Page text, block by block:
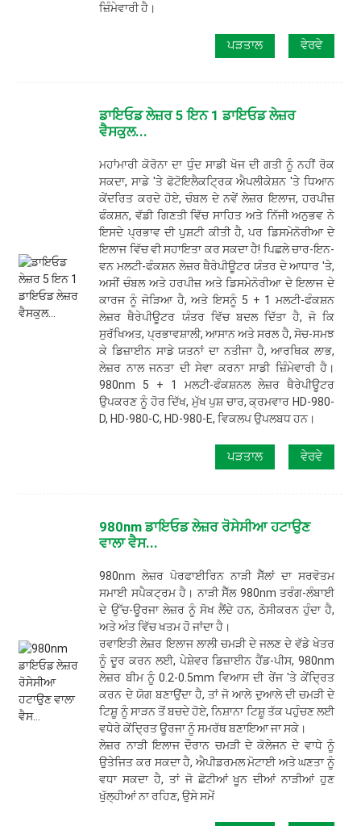
ਜ਼ਿੰਮੇਵਾਰੀ ਹੈ।
ਪੜਤਾਲ ਵੇਰਵੇ
ਡਾਇਓਡ ਲੇਜ਼ਰ 5 ਇਨ 1 ਡਾਇਓਡ ਲੇਜ਼ਰ
ਵੈਸਕੁਲ...
ਮਹਾਂਮਾਰੀ ਕੋਰੋਨਾ ਦਾ ਧੁੰਦ ਸਾਡੀ ਖੋਜ ਦੀ ਗਤੀ ਨੂੰ ਨਹੀਂ ਰੋਕ
ਸਕਦਾ, ਸਾਡੇ 'ਤੇ ਫੋਟੋਇਲੈਕਟ੍ਰਿਕ ਐਪਲੀਕੇਸ਼ਨ 'ਤੇ ਧਿਆਨ
ਕੇਂਦਰਿਤ ਕਰਦੇ ਹੋਏ, ਚੰਬਲ ਦੇ ਨਵੇਂ ਲੇਜ਼ਰ ਇਲਾਜ, ਹਰਪੀਜ਼
ਫੰਕਸ਼ਨ, ਵੱਡੀ ਗਿਣਤੀ ਵਿੱਚ ਸਾਹਿਤ ਅਤੇ ਨਿੱਜੀ ਅਨੁਭਵ ਨੇ
ਇਸਦੇ ਪ੍ਰਭਾਵ ਦੀ ਪੁਸ਼ਟੀ ਕੀਤੀ ਹੈ, ਪਰ ਡਿਸਮੇਨੋਰੀਆ ਦੇ
ਇਲਾਜ ਵਿੱਚ ਵੀ ਸਹਾਇਤਾ ਕਰ ਸਕਦਾ ਹੈ! ਪਿਛਲੇ ਚਾਰ-ਇਨ-
ਵਨ ਮਲਟੀ-ਫੰਕਸ਼ਨ ਲੇਜ਼ਰ ਥੈਰੇਪੀਊਟਰ ਯੰਤਰ ਦੇ ਆਧਾਰ 'ਤੇ,
ਅਸੀਂ ਚੰਬਲ ਅਤੇ ਹਰਪੀਜ਼ ਅਤੇ ਡਿਸਮੇਨੋਰੀਆ ਦੇ ਇਲਾਜ ਦੇ
ਕਾਰਜ ਨੂੰ ਜੋੜਿਆ ਹੈ, ਅਤੇ ਇਸਨੂੰ 5 + 1 ਮਲਟੀ-ਫੰਕਸ਼ਨ
ਲੇਜ਼ਰ ਥੈਰੇਪੀਊਟਰ ਯੰਤਰ ਵਿੱਚ ਬਦਲ ਦਿੱਤਾ ਹੈ, ਜੋ ਕਿ
ਸੁਰੱਖਿਅਤ, ਪ੍ਰਭਾਵਸ਼ਾਲੀ, ਆਸਾਨ ਅਤੇ ਸਰਲ ਹੈ, ਸੋਚ-ਸਮਝ
ਕੇ ਡਿਜ਼ਾਈਨ ਸਾਡੇ ਯਤਨਾਂ ਦਾ ਨਤੀਜਾ ਹੈ, ਆਰਥਿਕ ਲਾਭ,
ਲੇਜ਼ਰ ਨਾਲ ਜਨਤਾ ਦੀ ਸੇਵਾ ਕਰਨਾ ਸਾਡੀ ਜ਼ਿੰਮੇਵਾਰੀ ਹੈ।
980nm 5 + 1 ਮਲਟੀ-ਫੰਕਸ਼ਨਲ ਲੇਜ਼ਰ ਥੈਰੇਪੀਊਟਰ
ਉਪਕਰਣ ਨੂੰ ਹੋਰ ਦਿੱਖ, ਮੁੱਖ ਪੁਸ਼ ਚਾਰ, ਕ੍ਰਮਵਾਰ HD-980-
D, HD-980-C, HD-980-E, ਵਿਕਲਪ ਉਪਲਬਧ ਹਨ।
ਪੜਤਾਲ ਵੇਰਵੇ
980nm ਡਾਇਓਡ ਲੇਜ਼ਰ ਰੋਸੇਸੀਆ ਹਟਾਉਣ
ਵਾਲਾ ਵੈਸ...
980nm ਲੇਜ਼ਰ ਪੋਰਫਾਈਰਿਨ ਨਾੜੀ ਸੈੱਲਾਂ ਦਾ ਸਰਵੋਤਮ
ਸਮਾਈ ਸਪੈਕਟ੍ਰਮ ਹੈ। ਨਾੜੀ ਸੈੱਲ 980nm ਤਰੰਗ-ਲੰਬਾਈ
ਦੇ ਉੱਚ-ਊਰਜਾ ਲੇਜ਼ਰ ਨੂੰ ਸੋਖ ਲੈਂਦੇ ਹਨ, ਠੋਸੀਕਰਨ ਹੁੰਦਾ ਹੈ,
ਅਤੇ ਅੰਤ ਵਿੱਚ ਖਤਮ ਹੋ ਜਾਂਦਾ ਹੈ।
ਰਵਾਇਤੀ ਲੇਜ਼ਰ ਇਲਾਜ ਲਾਲੀ ਚਮੜੀ ਦੇ ਜਲਣ ਦੇ ਵੱਡੇ ਖੇਤਰ
ਨੂੰ ਦੂਰ ਕਰਨ ਲਈ, ਪੇਸ਼ੇਵਰ ਡਿਜ਼ਾਈਨ ਹੈਂਡ-ਪੀਸ, 980nm
ਲੇਜ਼ਰ ਬੀਮ ਨੂੰ 0.2-0.5mm ਵਿਆਸ ਦੀ ਰੇਂਜ 'ਤੇ ਕੇਂਦ੍ਰਿਤ
ਕਰਨ ਦੇ ਯੋਗ ਬਣਾਉਂਦਾ ਹੈ, ਤਾਂ ਜੋ ਆਲੇ ਦੁਆਲੇ ਦੀ ਚਮੜੀ ਦੇ
ਟਿਸ਼ੂ ਨੂੰ ਸਾੜਨ ਤੋਂ ਬਚਦੇ ਹੋਏ, ਨਿਸ਼ਾਨਾ ਟਿਸ਼ੂ ਤੱਕ ਪਹੁੰਚਣ ਲਈ
ਵਧੇਰੇ ਕੇਂਦ੍ਰਿਤ ਊਰਜਾ ਨੂੰ ਸਮਰੱਥ ਬਣਾਇਆ ਜਾ ਸਕੇ।
ਲੇਜ਼ਰ ਨਾੜੀ ਇਲਾਜ ਦੌਰਾਨ ਚਮੜੀ ਦੇ ਕੋਲੇਜਨ ਦੇ ਵਾਧੇ ਨੂੰ
ਉਤੇਜਿਤ ਕਰ ਸਕਦਾ ਹੈ, ਐਪੀਡਰਮਲ ਮੋਟਾਈ ਅਤੇ ਘਣਤਾ ਨੂੰ
ਵਧਾ ਸਕਦਾ ਹੈ, ਤਾਂ ਜੋ ਛੋਟੀਆਂ ਖੂਨ ਦੀਆਂ ਨਾੜੀਆਂ ਹੁਣ
ਖੁੱਲ੍ਹੀਆਂ ਨਾ ਰਹਿਣ, ਉਸੇ ਸਮੇਂ